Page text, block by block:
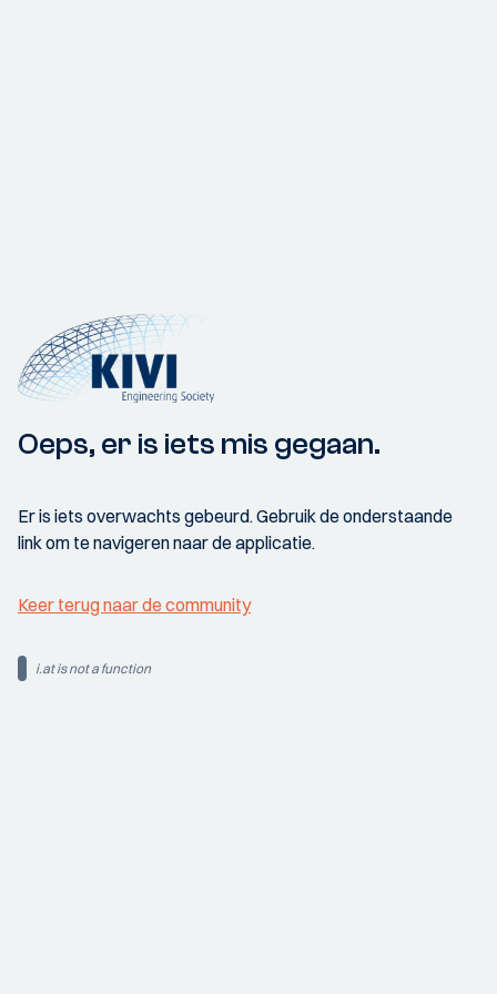
Oeps, er is iets mis gegaan.
Er is iets overwachts gebeurd. Gebruik de onderstaande
link om te navigeren naar de applicatie.
Keer terug naar de community
i.at is not a function